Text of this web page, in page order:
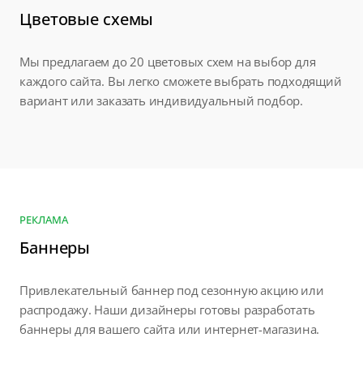
Цветовые схемы
Мы предлагаем до 20 цветовых схем на выбор для
каждого сайта. Вы легко сможете выбрать подходящий
вариант или заказать индивидуальный подбор.
РЕКЛАМА
Баннеры
Привлекательный баннер под сезонную акцию или
распродажу. Наши дизайнеры готовы разработать
баннеры для вашего сайта или интернет-магазина.